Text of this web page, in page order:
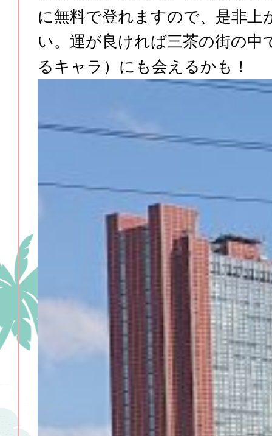
に無料で登れますので、是非上
い。運が良ければ三茶の街の中
るキャラ）にも会えるかも！